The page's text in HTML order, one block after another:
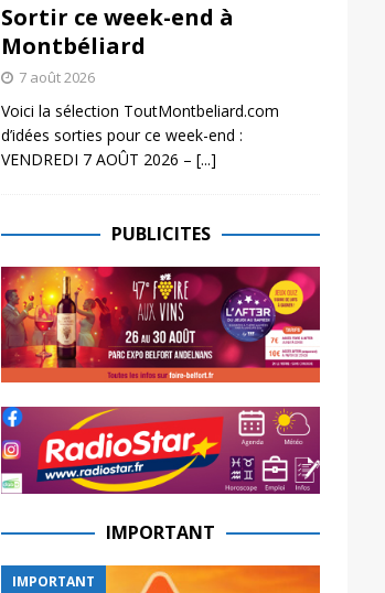
Sortir ce week-end à
Montbéliard
7 août 2026
Voici la sélection ToutMontbeliard.com
d’idées sorties pour ce week-end :
VENDREDI 7 AOÛT 2026 – [...]
PUBLICITES
IMPORTANT
IMPORTANT